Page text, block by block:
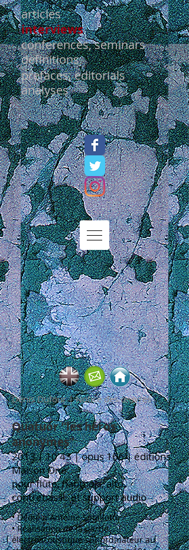
articles
interviews
conferences, seminars
definitions
prefaces, editorials
analyses
Denis Dufour | Notice des œuvres
Quatuor “les héros
anonymes”
2013 | 10'43 | opus 166 | éditions
Maison Ona
pour flûte, hautbois, alto,
contrebasse et support audio
•Dédié à Antoine Sebillotte
• Réalisation de la partie
électroacoustique sur ordinateur au